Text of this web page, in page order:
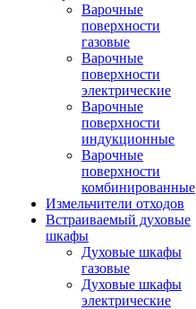
Варочные
поверхности
газовые
Варочные
поверхности
электрические
Варочные
поверхности
индукционные
Варочные
поверхности
комбинированные
Измельчители отходов
Встраиваемый духовые
шкафы
Духовые шкафы
газовые
Духовые шкафы
электрические